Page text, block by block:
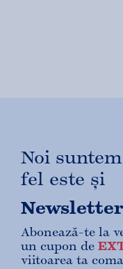
Noi
fel este și
Abonează-te la
un cupon de
viitoarea ta